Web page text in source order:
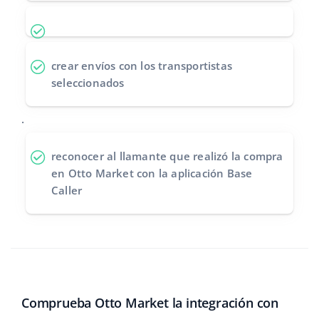
crear envíos con los transportistas
seleccionados
.
reconocer al llamante que realizó la compra
en Otto Market con la aplicación Base
Caller
Comprueba Otto Market la integración con